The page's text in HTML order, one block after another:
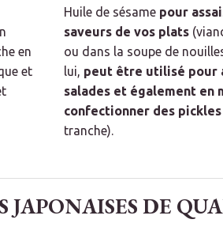
en
et
Huile de sésame pour
saveurs de vos plats
ou dans la soupe de
lui, peut être utilisé pour
salades et également en
confectionner des pickles
tranche).
JAPONAISES DE